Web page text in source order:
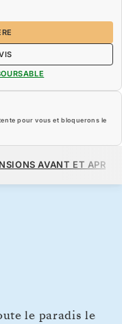
pour vous et bloquerons le
AVANT ET APRÈS
le paradis le